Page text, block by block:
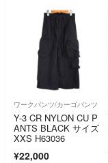
ワークパンツ/カーゴパンツ
Y-3 CR NYLON CU P
ANTS BLACK サイズ
XXS H63036
¥22,000